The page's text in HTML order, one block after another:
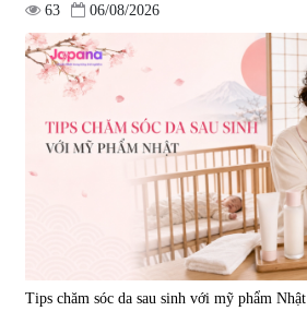
63
06/08/2026
Tips chăm sóc da sau sinh với mỹ phẩm Nhật